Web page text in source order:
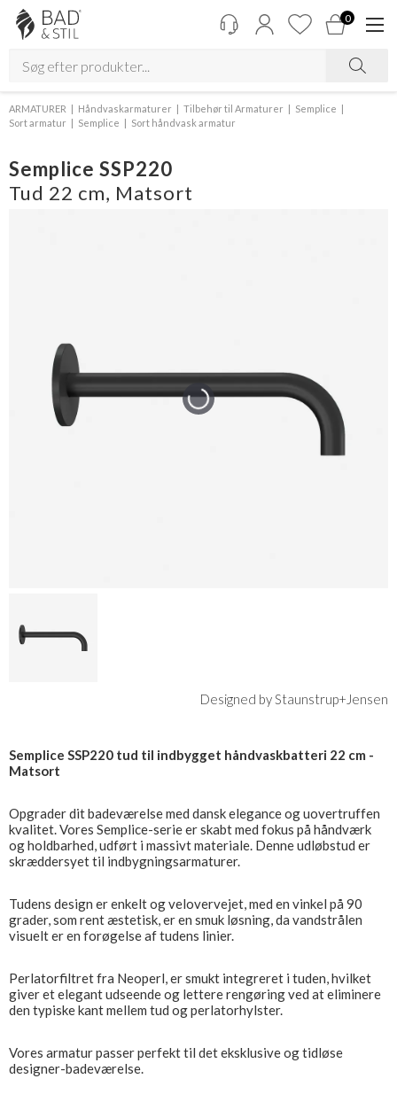
0
ARMATURER Håndvaskarmaturer Tilbehør til Armaturer
Semplice
Sort armatur
Semplice Sort håndvask armatur
Semplice SSP220
Tud 22 cm, Matsort
Designed by Staunstrup+Jensen
Semplice SSP220 tud til indbygget håndvaskbatteri 22 cm -
Matsort
Opgrader dit badeværelse med dansk elegance og uovertruffen
kvalitet. Vores Semplice-serie er skabt med fokus på håndværk
og holdbarhed, udført i massivt materiale. Denne udløbstud er
skræddersyet til indbygningsarmaturer.
Tudens design er enkelt og velovervejet, med en vinkel på 90
grader, som rent æstetisk, er en smuk løsning, da vandstrålen
visuelt er en forøgelse af tudens linier.
Perlatorfiltret fra Neoperl, er smukt integreret i tuden, hvilket
giver et elegant udseende og lettere rengøring ved at eliminere
den typiske kant mellem tud og perlatorhylster.
Vores armatur passer perfekt til det eksklusive og tidløse
designer-badeværelse.